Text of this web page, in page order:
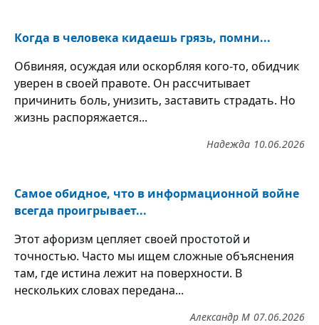
Когда в человека кидаешь грязь, помни...
Обвиняя, осуждая или оскорбляя кого-то, обидчик
уверен в своей правоте. Он рассчитывает
причинить боль, унизить, заставить страдать. Но
жизнь распоряжается...
10.06.2026
Надежда
Самое обидное, что в информационной войне
всегда проигрывает...
Этот афоризм цепляет своей простотой и
точностью. Часто мы ищем сложные объяснения
там, где истина лежит на поверхности. В
нескольких словах передана...
07.06.2026
Александр М